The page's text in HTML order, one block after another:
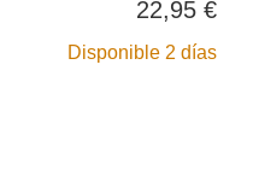
22,95 €
Disponible 2 días